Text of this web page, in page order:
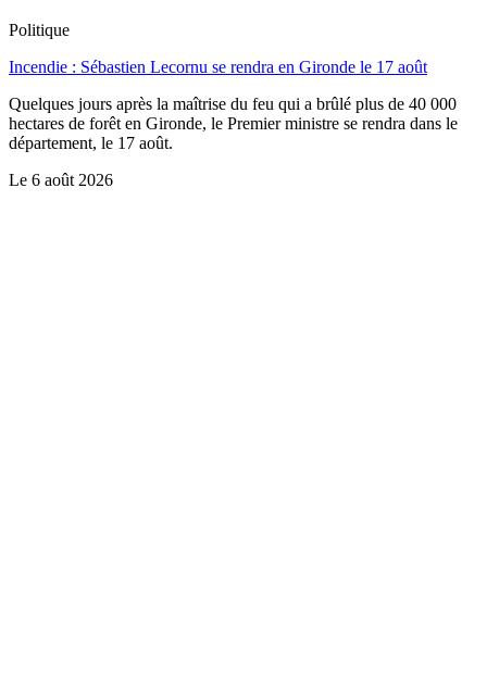
Politique
Incendie : Sébastien Lecornu se rendra en Gironde le 17 août
Quelques jours après la maîtrise du feu qui a brûlé plus de 40 000
hectares de forêt en Gironde, le Premier ministre se rendra dans le
département, le 17 août.
Le 6 août 2026